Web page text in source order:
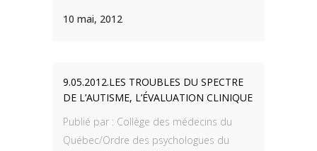
10 mai, 2012
9.05.2012.LES TROUBLES DU SPECTRE
DE L’AUTISME, L’ÉVALUATION CLINIQUE
Publié par : Collège des médecins du
Québec/Ordre des psychologues du